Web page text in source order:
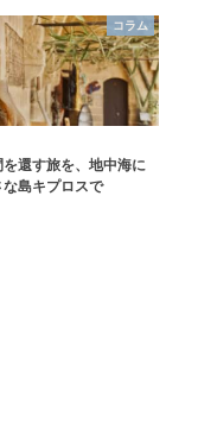
コラム
を還す旅を、地中海に
島キプロスで